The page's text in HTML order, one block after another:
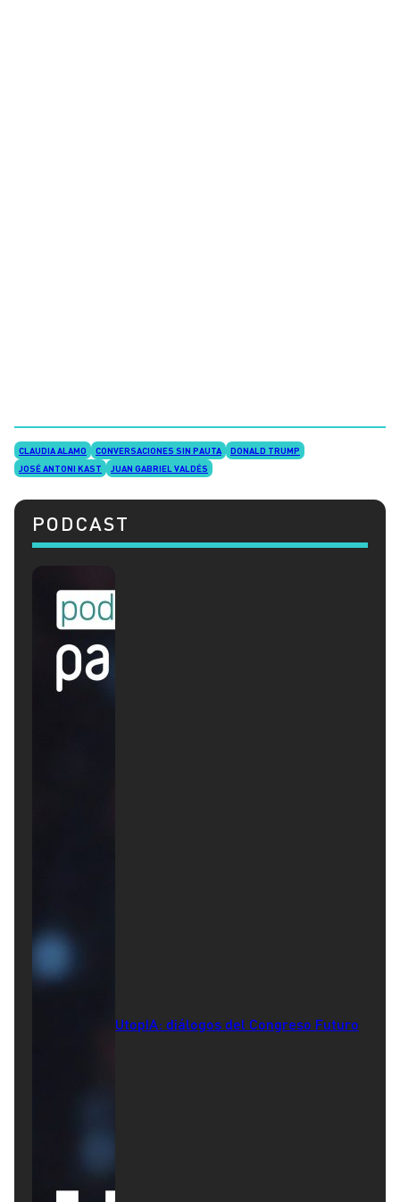
CLAUDIA ALAMO CONVERSACIONES SIN PAUTA
DONALD TRUMP
JOSÉ ANTONI KAST
JUAN GABRIEL VALDÉS
PODCAST
UtopIA: diálogos del Congreso Futuro